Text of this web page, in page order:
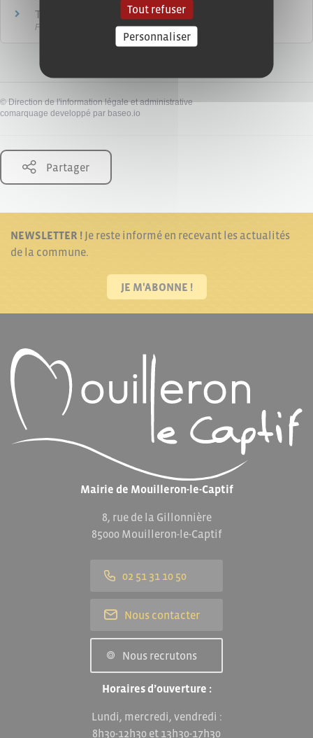
Testament
Famille - Scolarité
© Direction de l'information légale et administrative
comarquage developpé par baseo.io
Partager
NEWSLETTER ! Je reste informé en recevant les actualités
de la commune.
JE M'ABONNE !
Mairie de Mouilleron-le-Captif
8, rue de la Gillonnière
85000 Mouilleron-le-Captif
02 51 31 10 50
Nous contacter
Nous recrutons
Horaires d’ouverture :
Lundi, mercredi, vendredi :
8h30-12h30 et 13h30-17h30
Tout refuser
Personnaliser